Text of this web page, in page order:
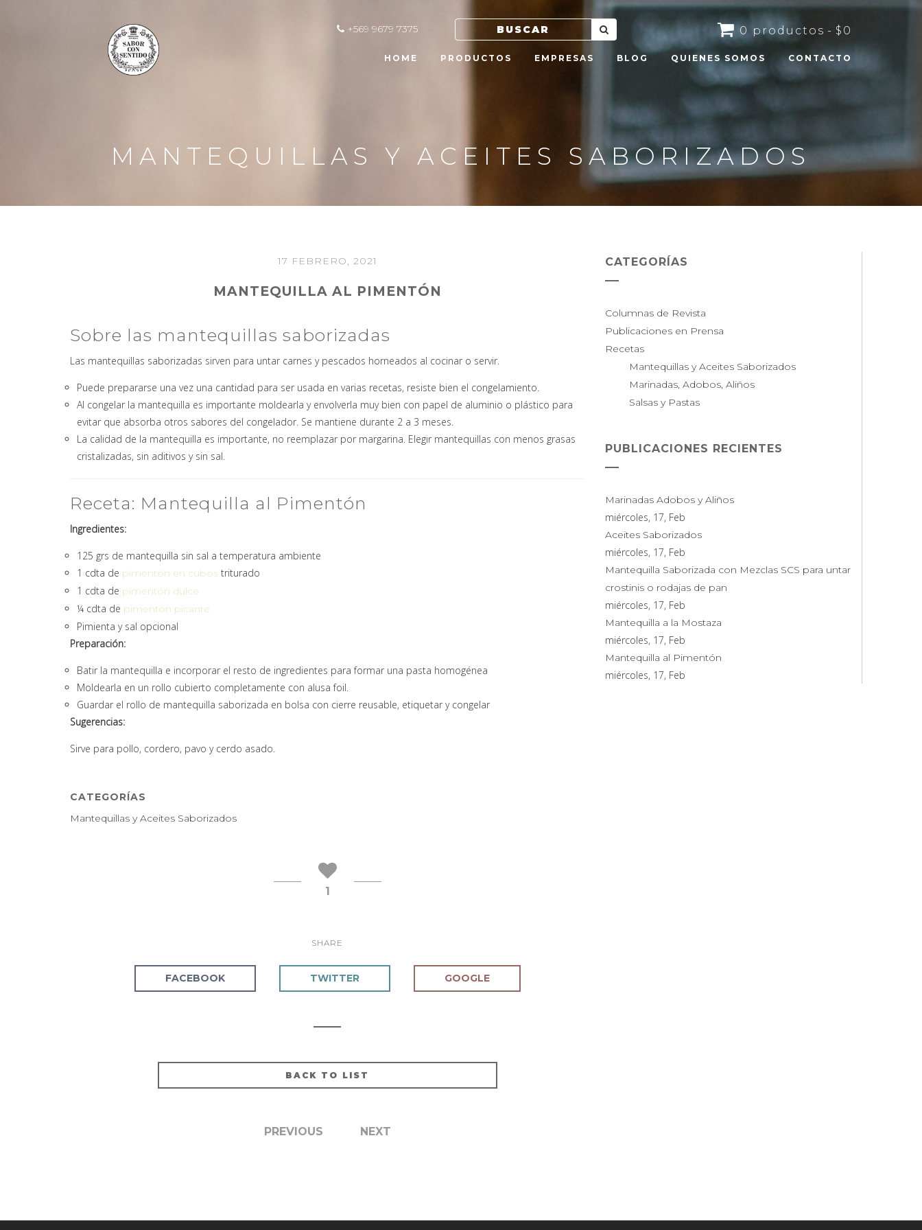
+569 9679 7375
HOME PRODUCTOS EMPRESAS BLOG QUIENES SOMOS CONTACTO
0 productos $0
MANTEQUILLAS Y ACEITES SABORIZADOS
17 FEBRERO, 2021
MANTEQUILLA AL PIMENTÓN
Sobre las mantequillas saborizadas
Las mantequillas saborizadas sirven para untar carnes y pescados horneados al cocinar o servir.
Puede prepararse una vez una cantidad para ser usada en varias recetas, resiste bien el congelamiento.
Al congelar la mantequilla es importante moldearla y envolverla muy bien con papel de aluminio o plástico para
evitar que absorba otros sabores del congelador. Se mantiene durante 2 a 3 meses.
La calidad de la mantequilla es importante, no reemplazar por margarina. Elegir mantequillas con menos grasas
cristalizadas, sin aditivos y sin sal.
Receta: Mantequilla al Pimentón
Ingredientes:
125 grs de mantequilla sin sal a temperatura ambiente
1 cdta de pimentón en cubos triturado
1 cdta de pimentón dulce
¼ cdta de pimentón picante
Pimienta y sal opcional
Preparación:
Batir la mantequilla e incorporar el resto de ingredientes para formar una pasta homogénea
Moldearla en un rollo cubierto completamente con alusa foil.
Guardar el rollo de mantequilla saborizada en bolsa con cierre reusable, etiquetar y congelar
Sugerencias:
Sirve para pollo, cordero, pavo y cerdo asado.
CATEGORÍAS
Mantequillas y Aceites Saborizados
1
SHARE
FACEBOOK TWITTER GOOGLE
BACK TO LIST
PREVIOUS NEXT
CATEGORÍAS
Columnas de Revista
Publicaciones en Prensa
Recetas
Mantequillas y Aceites Saborizados
Marinadas, Adobos, Aliños
Salsas y Pastas
PUBLICACIONES RECIENTES
Marinadas Adobos y Aliños
miércoles, 17, Feb
Aceites Saborizados
miércoles, 17, Feb
Mantequilla Saborizada con Mezclas SCS para untar
crostinis o rodajas de pan
miércoles, 17, Feb
Mantequilla a la Mostaza
miércoles, 17, Feb
Mantequilla al Pimentón
miércoles, 17, Feb